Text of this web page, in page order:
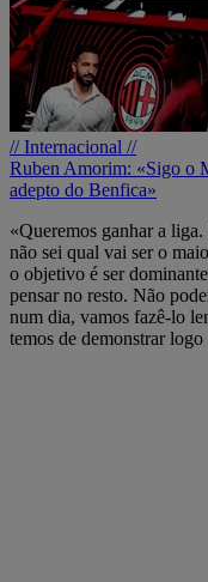
// Internacional //
Ruben Amorim: «Sigo o
adepto do Benfica»
«Queremos ganhar a
não sei qual vai ser o
o objetivo é ser
pensar no resto. Não
num dia, vamos fazê-lo
temos de demonstrar